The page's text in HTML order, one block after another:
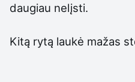
daugiau nelįsti.
Kitą rytą laukė mažas